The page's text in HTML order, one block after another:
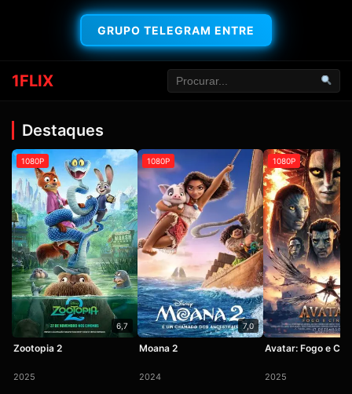
GRUPO TELEGRAM ENTRE
1FLIX
Destaques
1080P
6,7
Zootopia 2
2025
1080P
7,0
Moana 2
2024
1080P
Avatar: Fogo e
2025